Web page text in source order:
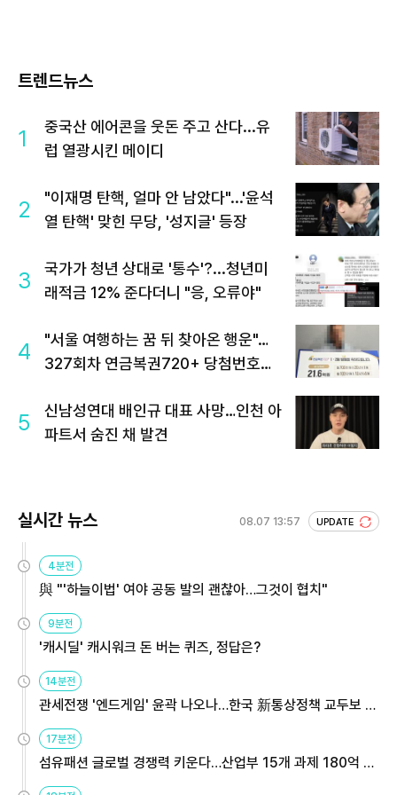
트렌드뉴스
1
중국산 에어콘을 웃돈 주고 산다...유
럽 열광시킨 메이디
2
"이재명 탄핵, 얼마 안 남았다"...'윤석
열 탄핵' 맞힌 무당, '성지글' 등장
3
국가가 청년 상대로 '통수'?...청년미
래적금 12% 준다더니 "응, 오류야"
4
"서울 여행하는 꿈 뒤 찾아온 행운"…
327회차 연금복권720+ 당첨번호조
5
신남성연대 배인규 대표 사망…인천 아
파트서 숨진 채 발견
실시간 뉴스 08.07 13:57 UPDATE
4분전
與 "'하늘이법' 여야 공동 발의 괜찮아…그것이 협치"
9분전
'캐시딜' 캐시워크 돈 버는 퀴즈, 정답은?
14분전
관세전쟁 '엔드게임' 윤곽 나오나…한국 新통상정책 교두보 활
용해야
17분전
섬유패션 글로벌 경쟁력 키운다…산업부 15개 과제 180억 지
원